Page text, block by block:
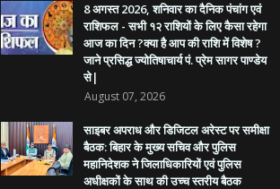
8 अगस्त 2026, शनिवार का दैनिक पंचांग एवं
राशिफल - सभी १२ राशियों के लिए कैसा रहेगा
आज का दिन ?क्या है आप की राशि में विशेष ?
जाने प्रसिद्ध ज्योतिषाचार्य पं. प्रेम सागर पाण्डेय
से|
August 07, 2026
साइबर अपराध और डिजिटल अरेस्ट पर समीक्षा
बैठक: बिहार के मुख्य सचिव और पुलिस
महानिदेशक ने जिलाधिकारियों एवं पुलिस
अधीक्षकों के साथ की उच्च स्तरीय बैठक